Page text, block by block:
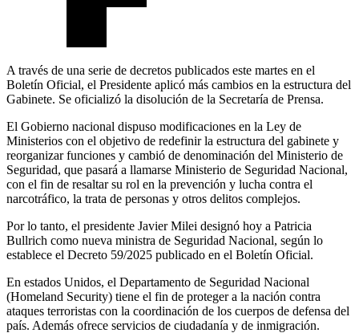
A través de una serie de decretos publicados este martes en el
Boletín Oficial, el Presidente aplicó más cambios en la estructura del
Gabinete. Se oficializó la disolución de la Secretaría de Prensa.
El Gobierno nacional dispuso modificaciones en la Ley de
Ministerios con el objetivo de redefinir la estructura del gabinete y
reorganizar funciones y cambió de denominación del Ministerio de
Seguridad, que pasará a llamarse Ministerio de Seguridad Nacional,
con el fin de resaltar su rol en la prevención y lucha contra el
narcotráfico, la trata de personas y otros delitos complejos.
Por lo tanto, el presidente Javier Milei designó hoy a Patricia
Bullrich como nueva ministra de Seguridad Nacional, según lo
establece el Decreto 59/2025 publicado en el Boletín Oficial.
En estados Unidos, el Departamento de Seguridad Nacional
(Homeland Security) tiene el fin de proteger a la nación contra
ataques terroristas con la coordinación de los cuerpos de defensa del
país. Además ofrece servicios de ciudadanía y de inmigración.